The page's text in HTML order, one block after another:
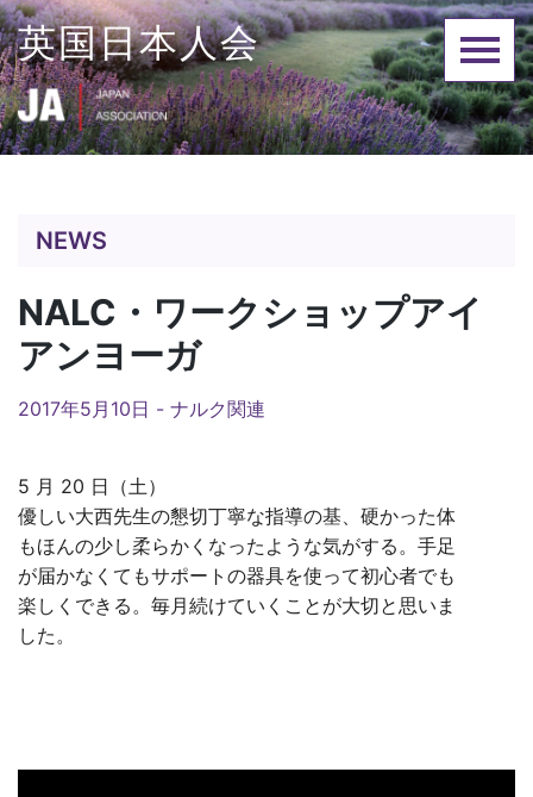
Skip
to
content
英国日本人会
NEWS
NALC・ワークショップアイ
アンヨーガ
2017年5月10日 - ナルク関連
5 月 20 日（土）
優しい大西先生の懇切丁寧な指導の基、硬かった体
もほんの少し柔らかくなったような気がする。手足
が届かなくてもサポートの器具を使って初心者でも
楽しくできる。毎月続けていくことが大切と思いま
した。